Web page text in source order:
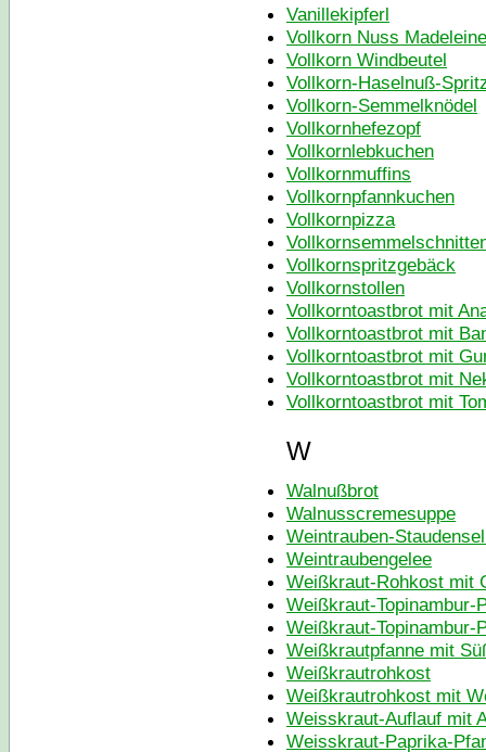
Vanillekipferl
Vollkorn Nuss
Vollkorn Windbeutel
Vollkorn-Haselnuß-
Vollkorn-Semmelknödel
Vollkornhefezopf
Vollkornlebkuchen
Vollkornmuffins
Vollkornpfannkuchen
Vollkornpizza
Vollkornspritzgebäck
Vollkornstollen
Vollkorntoastbrot mit
Vollkorntoastbrot mit
Vollkorntoastbrot mit
Vollkorntoastbrot mit
Vollkorntoastbrot mit
W
Walnußbrot
Walnusscremesuppe
Weintrauben-
Weintraubengelee
Weißkraut-Rohkost mit
Weißkraut-Topinambur-
Weißkraut-Topinambur-
Weißkrautpfanne mit
Weißkrautrohkost
Weißkrautrohkost mit
Weisskraut-Auflauf mit
Weisskraut-Paprika-